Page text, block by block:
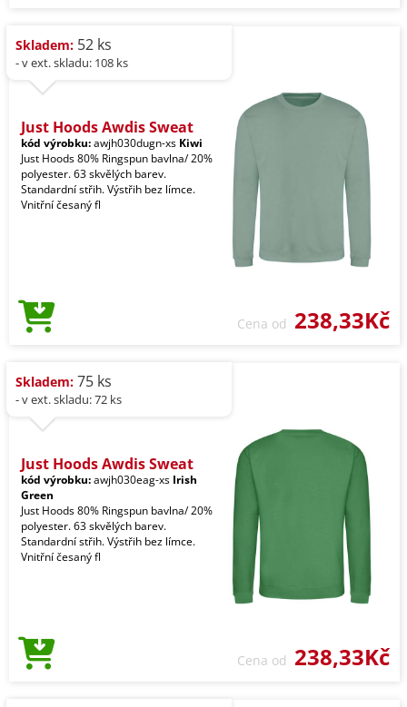
Skladem: 52 ks
- v ext. skladu: 108 ks
Just Hoods Awdis Sweat
kód výrobku:awjh030dugn-xs Kiwi
Just Hoods 80% Ringspun bavlna/ 20%
polyester. 63 skvělých barev.
Standardní střih. Výstřih bez límce.
Vnitřní česaný fl
Cena od 238,33Kč
Skladem: 75 ks
- v ext. skladu: 72 ks
Just Hoods Awdis Sweat
kód výrobku:awjh030eag-xs Irish
Green
Just Hoods 80% Ringspun bavlna/ 20%
polyester. 63 skvělých barev.
Standardní střih. Výstřih bez límce.
Vnitřní česaný fl
Cena od 238,33Kč